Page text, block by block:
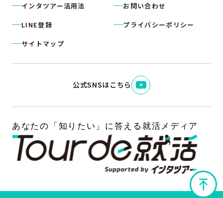
インタツアー活用法
LINE登録
サイトマップ
お問い合わせ
プライバシーポリシー
公式SNSはこちら